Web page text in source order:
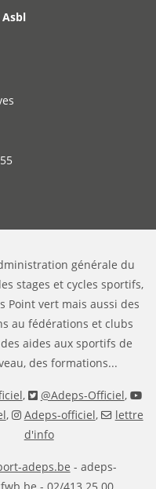
générale du
stages et cycles sportifs,
Point vert mais aussi des
au fédérations et clubs
aides aux sportifs de
des formations...
, @Adeps-Officiel,
, Adeps-officiel,
lettre
d'info
adeps.be - adeps-